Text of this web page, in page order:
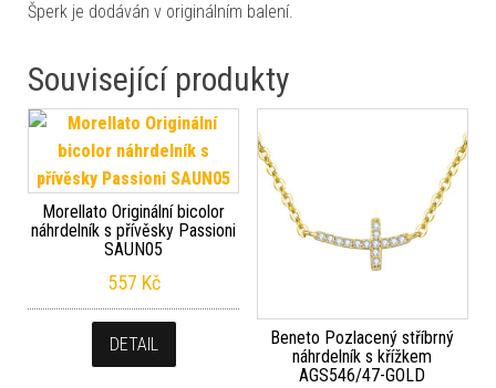
Šperk je dodáván v originálním balení.
Související produkty
Morellato Originální bicolor
náhrdelník s přívěsky Passioni
SAUN05
557 Kč
DETAIL
Beneto Pozlacený stříbrný
náhrdelník s křížkem
AGS546/47-GOLD